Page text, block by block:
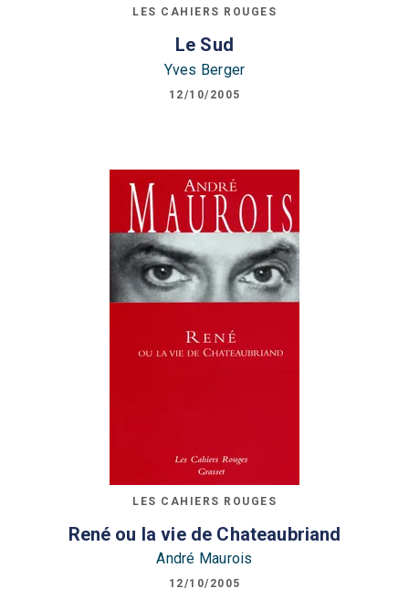
LES CAHIERS ROUGES
Le Sud
Yves Berger
12/10/2005
LES CAHIERS ROUGES
René ou la vie de Chateaubriand
André Maurois
12/10/2005